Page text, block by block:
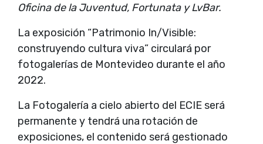
Oficina de la Juventud, Fortunata y LvBar.
La exposición “Patrimonio In/Visible:
construyendo cultura viva” circulará por
fotogalerías de Montevideo durante el año
2022.
La Fotogalería a cielo abierto del ECIE será
permanente y tendrá una rotación de
exposiciones, el contenido será gestionado